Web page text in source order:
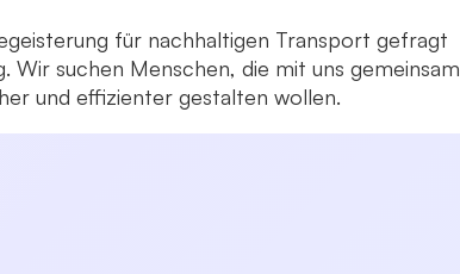
für nachhaltigen Transport gefragt
Wir suchen Menschen, die mit uns gemeinsam
und effizienter gestalten wollen.